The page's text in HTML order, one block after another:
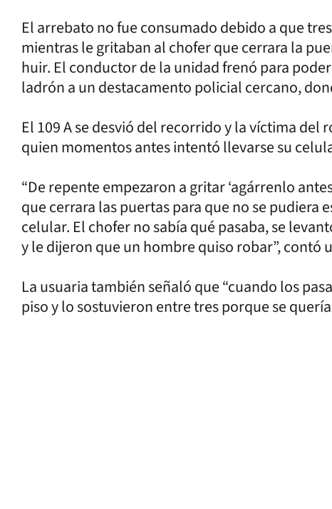
El arrebato no fue consumado debido a que
mientras le gritaban al chofer que cerrara la
huir. El conductor de la unidad frenó para
ladrón a un destacamento policial cercano,
El 109 A se desvió del recorrido y la víctima del
quien momentos antes intentó llevarse su
“De repente empezaron a gritar ‘agárrenlo
que cerrara las puertas para que no se
celular. El chofer no sabía qué pasaba, se
y le dijeron que un hombre quiso robar”, contó
La usuaria también señaló que “cuando los
piso y lo sostuvieron entre tres porque se quería